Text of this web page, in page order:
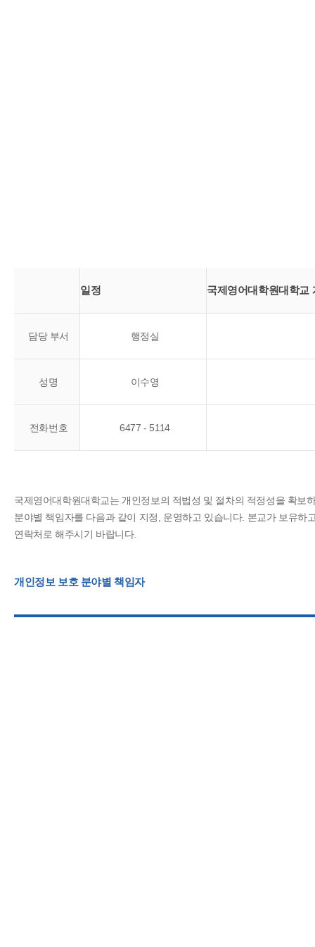
일정 국제영어대학원대학교
담당 부서 행정실
성명 이수영
전화번호 6477 - 5114
국제영어대학원대학교는 개인정보의 적법성 및 절차의 적정성을 확
분야별 책임자를 다음과 같이 지정, 운영하고 있습니다. 본교가 보유
연락처로 해주시기 바랍니다.
개인정보 보호 분야별 책임자